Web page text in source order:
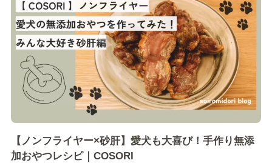
【ノンフライヤー×砂肝】愛犬も大喜び！手作り無添
加おやつレシピ｜COSORI